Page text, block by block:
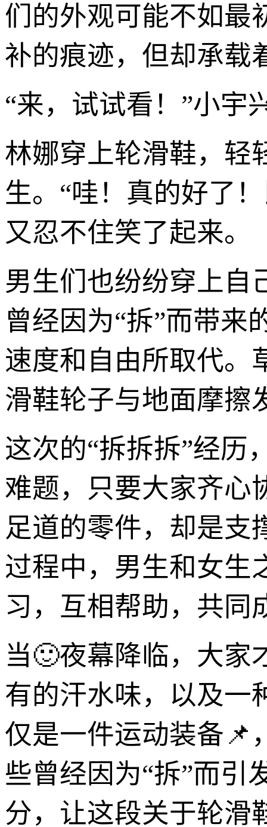
们的外观可能不如最
补的痕迹，但却承载
“来，试试看！”小宇
林娜穿上轮滑鞋，轻
生。“哇！真的好了
又忍不住笑了起来。
男生们也纷纷穿上自
曾经因为“拆”而带来
速度和自由所取代。
滑鞋轮子与地面摩擦
这次的“拆拆拆”经历
难题，只要大家齐心
足道的零件，却是支
过程中，男生和女生
习，互相帮助，共同
当🙂夜幕降临，大家
有的汗水味，以及一
仅是一件运动装备📌
些曾经因为“拆”而引
分，让这段关于轮滑